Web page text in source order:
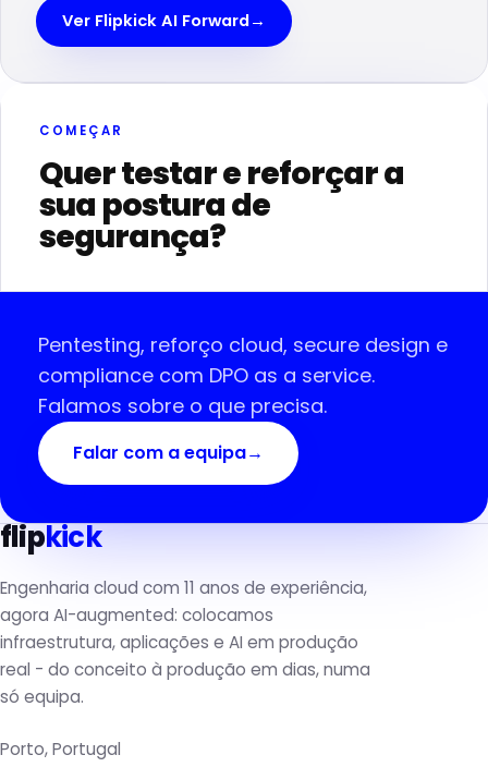
Ver Flipkick AI Forward→
COMEÇAR
Quer testar e reforçar a
sua postura de
segurança?
Pentesting, reforço cloud, secure design e
compliance com DPO as a service.
Falamos sobre o que precisa.
Falar com a equipa→
flipkick
Engenharia cloud com 11 anos de experiência,
agora AI-augmented: colocamos
infraestrutura, aplicações e AI em produção
real - do conceito à produção em dias, numa
só equipa.
Porto, Portugal